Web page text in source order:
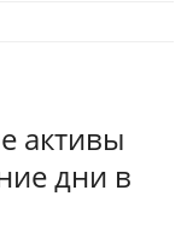
активы
дни в